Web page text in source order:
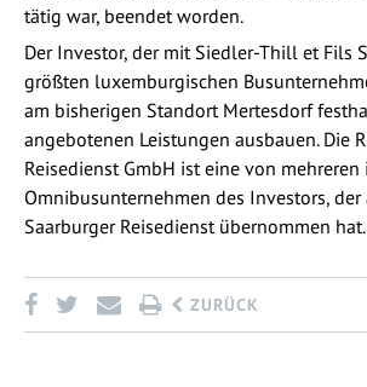
tätig war, beendet worden.
Der Investor, der mit Siedler-Thill et Fils
größten luxemburgischen
am bisherigen Standort Mertesdorf
angebotenen Leistungen ausbauen. Die
Reisedienst GmbH ist eine von
Omnibusunternehmen des Investors, der
Saarburger Reisedienst übernommen hat.
ZURÜCK